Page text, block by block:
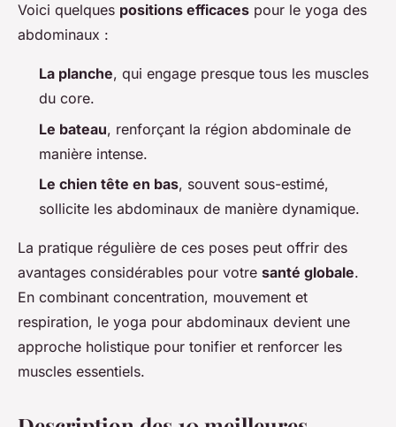
Voici quelques positions efficaces pour le yoga des
abdominaux :
La planche, qui engage presque tous les muscles
du core.
Le bateau, renforçant la région abdominale de
manière intense.
Le chien tête en bas, souvent sous-estimé,
sollicite les abdominaux de manière dynamique.
La pratique régulière de ces poses peut offrir des
avantages considérables pour votre santé globale.
En combinant concentration, mouvement et
respiration, le yoga pour abdominaux devient une
approche holistique pour tonifier et renforcer les
muscles essentiels.